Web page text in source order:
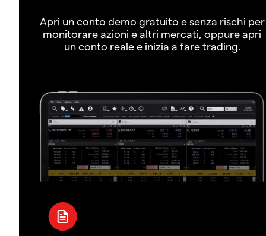
Apri un conto demo gratuito e senza rischi per
monitorare azioni e altri mercati, oppure apri
un conto reale e inizia a fare trading.